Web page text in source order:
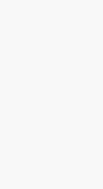
Kimi，请务必在每